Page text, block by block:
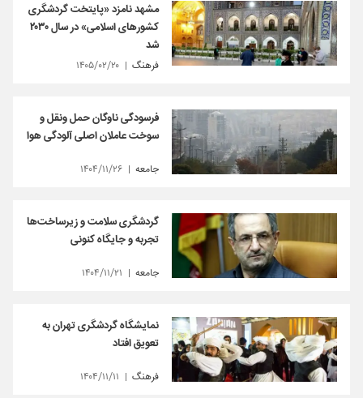
مشهد نامزد «پایتخت گردشگری
کشورهای اسلامی» در سال ۲۰۳۰
شد
فرهنگ ۱۴۰۵/۰۲/۲۰
فرسودگی ناوگان حمل ونقل و
سوخت عاملان اصلی آلودگی هوا
جامعه ۱۴۰۴/۱۱/۲۶
گردشگری سلامت و زیرساخت‌ها
تجربه و جایگاه کنونی
جامعه ۱۴۰۴/۱۱/۲۱
نمایشگاه گردشگری تهران به
تعویق افتاد
فرهنگ ۱۴۰۴/۱۱/۱۱